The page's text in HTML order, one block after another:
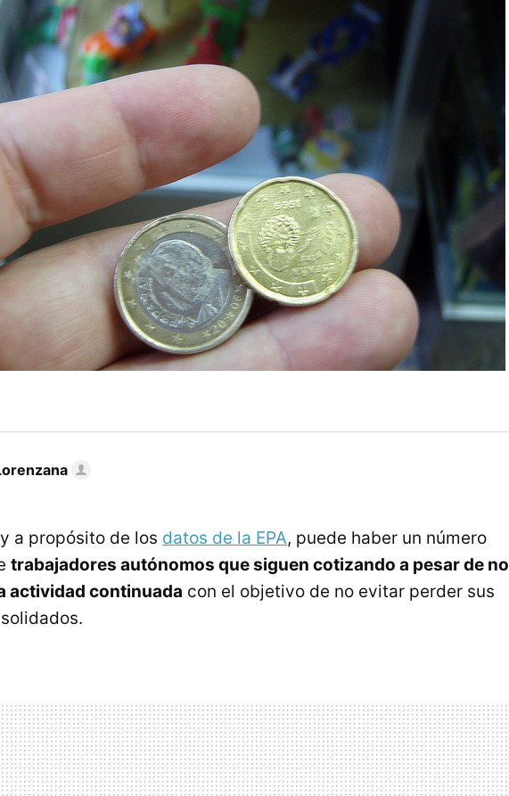
a propósito de los datos de la EPA, puede haber un número
trabajadores autónomos que siguen cotizando a pesar de no
actividad continuada con el objetivo de no evitar perder sus